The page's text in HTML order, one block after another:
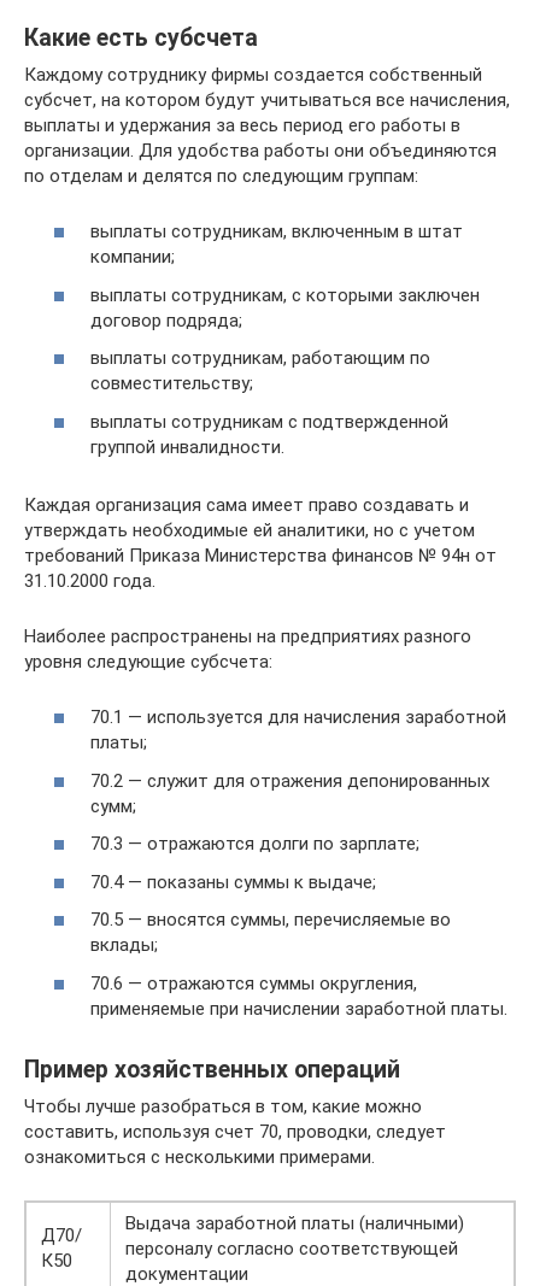
Какие есть субсчета
Каждому сотруднику фирмы создается собственный
субсчет, на котором будут учитываться все начисления,
выплаты и удержания за весь период его работы в
организации. Для удобства работы они объединяются
по отделам и делятся по следующим группам:
выплаты сотрудникам, включенным в штат
компании;
выплаты сотрудникам, с которыми заключен
договор подряда;
выплаты сотрудникам, работающим по
совместительству;
выплаты сотрудникам с подтвержденной
группой инвалидности.
Каждая организация сама имеет право создавать и
утверждать необходимые ей аналитики, но с учетом
требований Приказа Министерства финансов № 94н от
31.10.2000 года.
Наиболее распространены на предприятиях разного
уровня следующие субсчета:
70.1 — используется для начисления заработной
платы;
70.2 — служит для отражения депонированных
сумм;
70.3 — отражаются долги по зарплате;
70.4 — показаны суммы к выдаче;
70.5 — вносятся суммы, перечисляемые во
вклады;
70.6 — отражаются суммы округления,
применяемые при начислении заработной платы.
Пример хозяйственных операций
Чтобы лучше разобраться в том, какие можно
составить, используя счет 70, проводки, следует
ознакомиться с несколькими примерами.
Д70/
К50
Выдача заработной платы (наличными)
персоналу согласно соответствующей
документации